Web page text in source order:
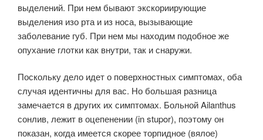
выделений. При нем бывают экскориирующие
выделения изо рта и из носа, вызывающие
заболевание губ. При нем мы находим подобное же
опухание глотки как внутри, так и снаружи.
Поскольку дело идет о поверхностных симптомах, оба
случая идентичны для вас. Но большая разница
замечается в других их симптомах. Больной Ailanthus
сонлив, лежит в оцепенении (in stupor), поэтому он
показан, когда имеется скорее торпидное (вялое)